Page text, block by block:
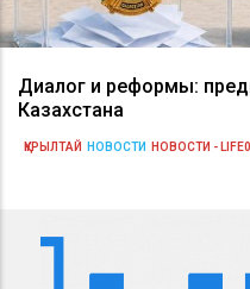
Диалог и реформы:
Казахстана
ҚҰРЫЛТАЙ НОВОСТИ НОВОСТИ -